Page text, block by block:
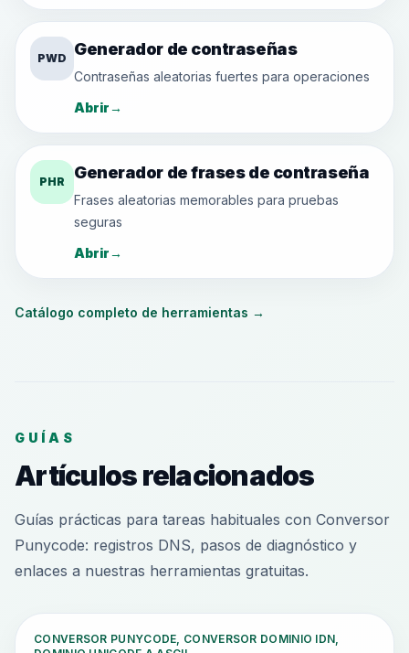
PWD Generador de contraseñas
Contraseñas aleatorias fuertes para operaciones
Abrir→
PHR Generador de frases de contraseña
Frases aleatorias memorables para pruebas
seguras
Abrir→
Catálogo completo de herramientas →
GUÍAS
Artículos relacionados
Guías prácticas para tareas habituales con Conversor
Punycode: registros DNS, pasos de diagnóstico y
enlaces a nuestras herramientas gratuitas.
CONVERSOR PUNYCODE, CONVERSOR DOMINIO IDN,